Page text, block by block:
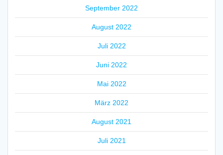
September 2022
August 2022
Juli 2022
Juni 2022
Mai 2022
März 2022
August 2021
Juli 2021